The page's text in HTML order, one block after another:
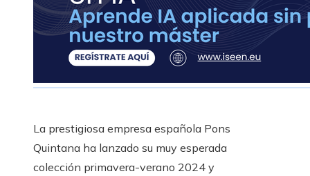
La prestigiosa empresa española Pons
Quintana ha lanzado su muy esperada
colección primavera-verano 2024 y